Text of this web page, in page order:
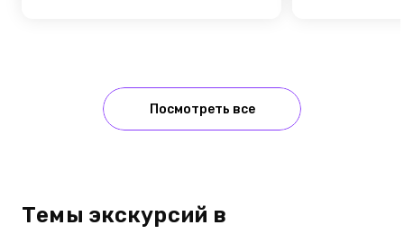
Посмотреть все
Темы экскурсий в